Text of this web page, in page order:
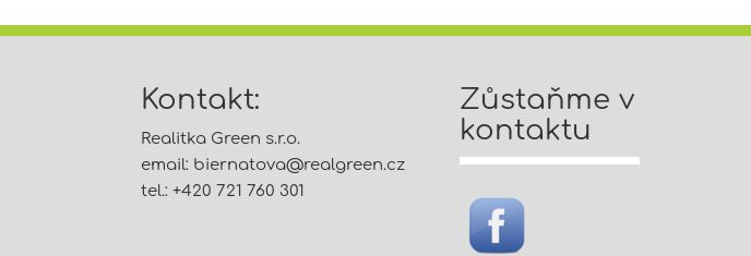
Kontakt:
Realitka Green s.r.o.
email: biernatova@realgreen.cz
tel.: +420 721 760 301
Zůstaňme v
kontaktu